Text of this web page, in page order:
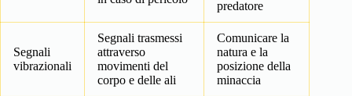
predatore
Segnali
vibrazionali
Segnali trasmessi
attraverso
movimenti del
corpo e delle ali
Comunicare la
natura e la
posizione della
minaccia